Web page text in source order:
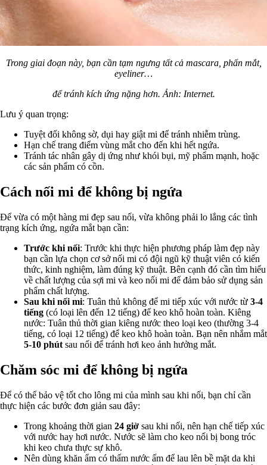
Trong giai đoạn này, bạn cần tạm ngưng tất cả mascara, phấn mắt,
eyeliner…
để tránh kích ứng nặng hơn. Ảnh: Internet.
Lưu ý quan trọng:
Tuyệt đối không sờ, dụi hay giật mi để tránh nhiễm trùng.
Hạn chế trang điểm vùng mắt cho đến khi hết ngứa.
Tránh tác nhân gây dị ứng như khói bụi, mỹ phẩm mạnh, hoặc
các sản phẩm có cồn.
Cách nối mi để không bị ngứa
Để vừa có một hàng mi đẹp sau nối, vừa không phải lo lắng các tình
trạng kích ứng, ngứa mắt bạn cần:
Trước khi nối: Trước khi thực hiện phương pháp làm đẹp này
bạn cần lựa chọn cơ sở nối mi có đội ngũ kỹ thuật viên có kiến
thức, kinh nghiệm, làm đúng kỹ thuật. Bên cạnh đó cần tìm hiểu
về chất lượng của sợi mi và keo nối mi để đảm bảo sử dụng sản
phẩm chất lượng.
Sau khi nối mi: Tuân thủ không để mi tiếp xúc với nước từ 3-4
tiếng (có loại lên đến 12 tiếng) để keo khô hoàn toàn. Kiêng
nước: Tuân thủ thời gian kiêng nước theo loại keo (thường 3-4
tiếng, có loại 12 tiếng) để keo khô hoàn toàn. Bạn nên nhắm mắt
5-10 phút sau nối để tránh hơi keo ảnh hưởng mắt.
Chăm sóc mi để không bị ngứa
Để có thể bảo vệ tốt cho lông mi của mình sau khi nối, bạn chỉ cần
thực hiện các bước đơn giản sau đây:
Trong khoảng thời gian 24 giờ sau khi nối, nên hạn chế tiếp xúc
với nước hay hơi nước. Nước sẽ làm cho keo nối bị bong tróc
khi keo chưa thực sự khô.
Nên dùng khăn ẩm có thấm nước ấm để lau lên bề mặt da khi